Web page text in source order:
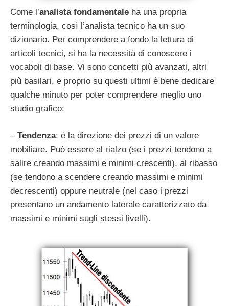
Come l’analista fondamentale ha una propria
terminologia, così l’analista tecnico ha un suo
dizionario. Per comprendere a fondo la lettura di
articoli tecnici, si ha la necessità di conoscere i
vocaboli di base. Vi sono concetti più avanzati, altri
più basilari, e proprio su questi ultimi è bene dedicare
qualche minuto per poter comprendere meglio uno
studio grafico:
– Tendenza: è la direzione dei prezzi di un valore
mobiliare. Può essere al rialzo (se i prezzi tendono a
salire creando massimi e minimi crescenti), al ribasso
(se tendono a scendere creando massimi e minimi
decrescenti) oppure neutrale (nel caso i prezzi
presentano un andamento laterale caratterizzato da
massimi e minimi sugli stessi livelli).